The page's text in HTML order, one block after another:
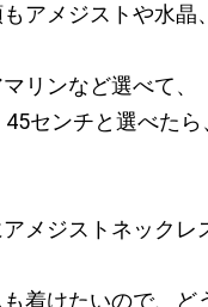
アメジストや水晶
リンなど選べて、
センチと選べた
メジストネックレ
着けたいので、ど